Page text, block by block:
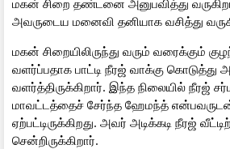
அவருடைய மனைவி தனியாக வசித்து
மகன் சிறையிலிருந்து வரும் வரைக்கும்
வளர்ப்பதாக பாட்டி நீரஜ் வாக்கு கொடுத்து
வளர்த்திருக்கிறார். இந்த நிலையில் நீரஜ்
மாவட்டத்தைச் சேர்ந்த ஹேமந்த்
ஏற்பட்டிருக்கிறது. அவர் அடிக்கடி நீரஜ்
சென்றிருக்கிறார்.